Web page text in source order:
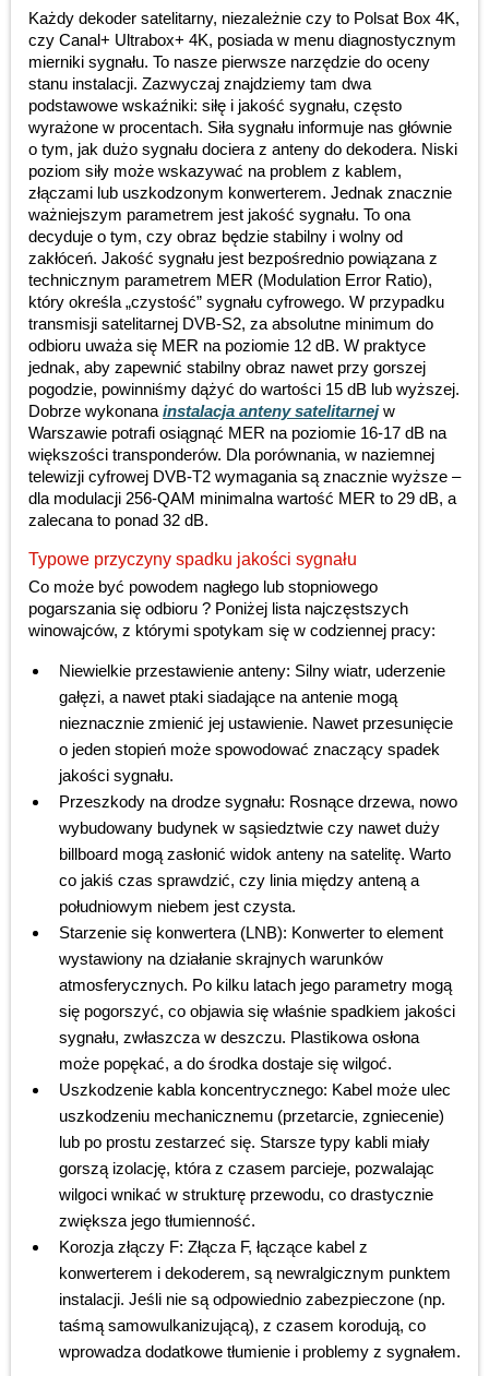
Każdy dekoder satelitarny, niezależnie czy to Polsat Box 4K,
czy Canal+ Ultrabox+ 4K, posiada w menu diagnostycznym
mierniki sygnału. To nasze pierwsze narzędzie do oceny
stanu instalacji. Zazwyczaj znajdziemy tam dwa
podstawowe wskaźniki: siłę i jakość sygnału, często
wyrażone w procentach. Siła sygnału informuje nas głównie
o tym, jak dużo sygnału dociera z anteny do dekodera. Niski
poziom siły może wskazywać na problem z kablem,
złączami lub uszkodzonym konwerterem. Jednak znacznie
ważniejszym parametrem jest jakość sygnału. To ona
decyduje o tym, czy obraz będzie stabilny i wolny od
zakłóceń. Jakość sygnału jest bezpośrednio powiązana z
technicznym parametrem MER (Modulation Error Ratio),
który określa „czystość” sygnału cyfrowego. W przypadku
transmisji satelitarnej DVB-S2, za absolutne minimum do
odbioru uważa się MER na poziomie 12 dB. W praktyce
jednak, aby zapewnić stabilny obraz nawet przy gorszej
pogodzie, powinniśmy dążyć do wartości 15 dB lub wyższej.
Dobrze wykonana instalacja anteny satelitarnejw
Warszawie potrafi osiągnąć MER na poziomie 16-17 dB na
większości transponderów. Dla porównania, w naziemnej
telewizji cyfrowej DVB-T2 wymagania są znacznie wyższe –
dla modulacji 256-QAM minimalna wartość MER to 29 dB, a
zalecana to ponad 32 dB.
Typowe przyczyny spadku jakości sygnału
Co może być powodem nagłego lub stopniowego
pogarszania się odbioru ? Poniżej lista najczęstszych
winowajców, z którymi spotykam się w codziennej pracy:
Niewielkie przestawienie anteny: Silny wiatr, uderzenie
gałęzi, a nawet ptaki siadające na antenie mogą
nieznacznie zmienić jej ustawienie. Nawet przesunięcie
o jeden stopień może spowodować znaczący spadek
jakości sygnału.
Przeszkody na drodze sygnału: Rosnące drzewa, nowo
wybudowany budynek w sąsiedztwie czy nawet duży
billboard mogą zasłonić widok anteny na satelitę. Warto
co jakiś czas sprawdzić, czy linia między anteną a
południowym niebem jest czysta.
Starzenie się konwertera (LNB): Konwerter to element
wystawiony na działanie skrajnych warunków
atmosferycznych. Po kilku latach jego parametry mogą
się pogorszyć, co objawia się właśnie spadkiem jakości
sygnału, zwłaszcza w deszczu. Plastikowa osłona
może popękać, a do środka dostaje się wilgoć.
Uszkodzenie kabla koncentrycznego: Kabel może ulec
uszkodzeniu mechanicznemu (przetarcie, zgniecenie)
lub po prostu zestarzeć się. Starsze typy kabli miały
gorszą izolację, która z czasem parcieje, pozwalając
wilgoci wnikać w strukturę przewodu, co drastycznie
zwiększa jego tłumienność.
Korozja złączy F: Złącza F, łączące kabel z
konwerterem i dekoderem, są newralgicznym punktem
instalacji. Jeśli nie są odpowiednio zabezpieczone (np.
taśmą samowulkanizującą), z czasem korodują, co
wprowadza dodatkowe tłumienie i problemy z sygnałem.